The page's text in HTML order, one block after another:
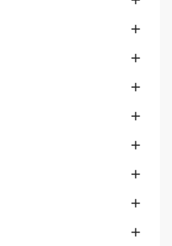







